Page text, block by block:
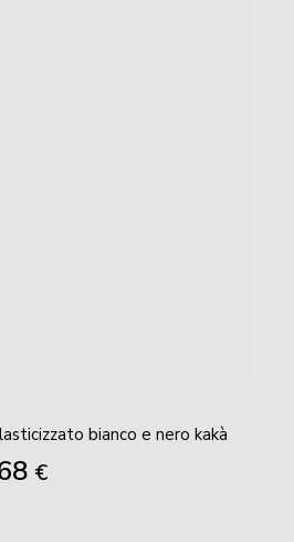
bianco e nero kakà
€Il